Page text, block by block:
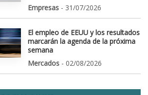
Empresas - 31/07/2026
El empleo de EEUU y los resultados
marcarán la agenda de la próxima
semana
Mercados - 02/08/2026